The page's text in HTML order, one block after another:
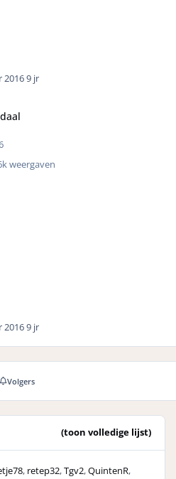
20169 jr
weergaven
20169 jr
Volgers
(toon volledige lijst)
retep32 Tgv2 QuintenR